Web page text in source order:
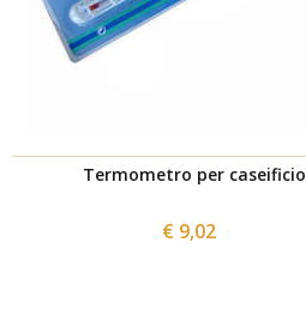
Termometro per caseificio
€ 9,02